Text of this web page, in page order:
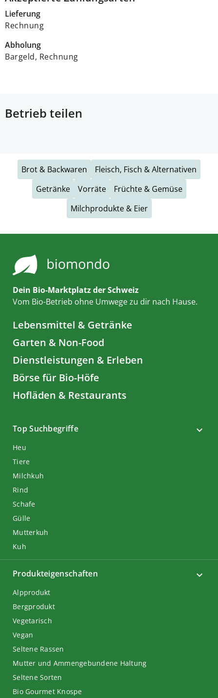
Lieferung
Rechnung
Abholung
Bargeld, Rechnung
Betrieb teilen
Brot & Backwaren
Fleisch, Fisch & Alternativen
Getränke
Vorräte
Früchte & Gemüse
Milchprodukte & Eier
Dein Bio-Marktplatz der Schweiz
Vom Bio-Betrieb ohne Umwege zu dir nach Hause.
Lebensmittel & Getränke
Garten & Non-Food
Dienstleistungen & Erleben
Börse für Bio-Höfe
Hofläden & Restaurants
Top Suchbegriffe
Heu
Tiere
Milchkuh
Rind
Schafe
Gülle
Mutterkuh
Kuh
Produkteigenschaften
Alpprodukt
Bergprodukt
Vegetarisch
Vegan
Seltene Rassen
Mutter und Ammengebundene Haltung
Seltene Sorten
Bio Gourmet Knospe